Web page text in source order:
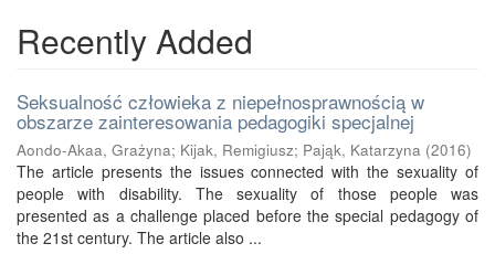
Recently Added
Seksualność człowieka z niepełnosprawnością w
obszarze zainteresowania pedagogiki specjalnej
Aondo-Akaa, Grażyna; Kijak, Remigiusz; Pająk, Katarzyna (2016)
The article presents the issues connected with the sexuality of
people with disability. The sexuality of those people was
presented as a challenge placed before the special pedagogy of
the 21st century. The article also ...